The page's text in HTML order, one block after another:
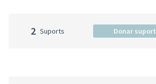
2 Suports Donar suport